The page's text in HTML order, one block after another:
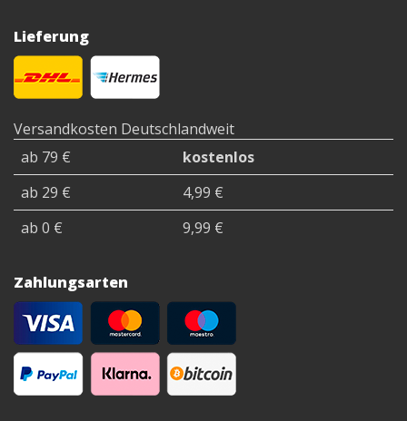
Lieferung
Versandkosten Deutschlandweit
ab 79 €
kostenlos
ab 29 €
4,99 €
ab 0 €
9,99 €
Zahlungsarten